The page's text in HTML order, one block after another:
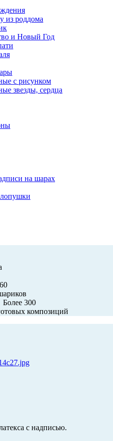
из роддома
и Новый Год
с рисунком
звезды, сердца
на шарах
Более 300
композиций
с надписью.